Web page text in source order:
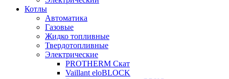
Котлы
Автоматика
Газовые
Жидко топливные
Твердотопливные
Электрические
PROTHERM Скат
Vaillant eloBLOCK